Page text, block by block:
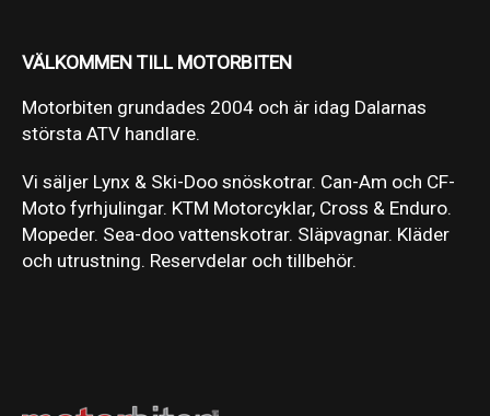
VÄLKOMMEN TILL MOTORBITEN
Motorbiten grundades 2004 och är idag Dalarnas
största ATV handlare.
Vi säljer Lynx & Ski-Doo snöskotrar. Can-Am och CF-
Moto fyrhjulingar. KTM Motorcyklar, Cross & Enduro.
Mopeder. Sea-doo vattenskotrar. Släpvagnar. Kläder
och utrustning. Reservdelar och tillbehör.